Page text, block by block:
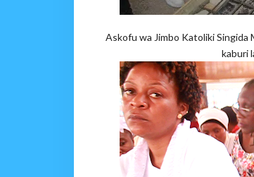
Askofu wa Jimbo Katoliki Singida
kaburi